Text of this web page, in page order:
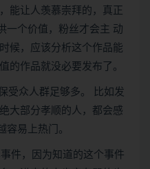
能让人羡慕崇拜的，真正
一个价值，粉丝才会主 动
候，应该分析这个作品能
的作品就没必要发布了。
受众人群足够多。 比如发
大部分孝顺的人，都会感
容易上热门。
件，因为知道的这个事件